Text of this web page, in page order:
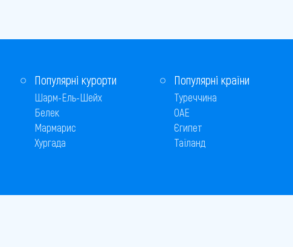
Популярні курорти
Шарм-Ель-Шейх
Белек
Мармарис
Хургада
Популярні країни
Туреччина
ОАЕ
Єгипет
Таїланд